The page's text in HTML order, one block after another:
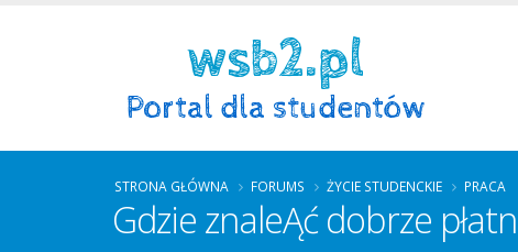
STRONA GŁÓWNA FORUMS ŻYCIE STUDENCKIE PRACA
Gdzie znaleĄć dobrze